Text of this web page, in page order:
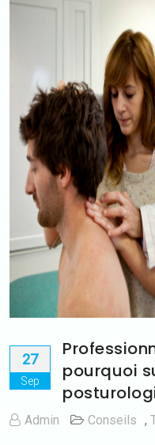
27
Sep
pourquoi
Admin Conseils ,